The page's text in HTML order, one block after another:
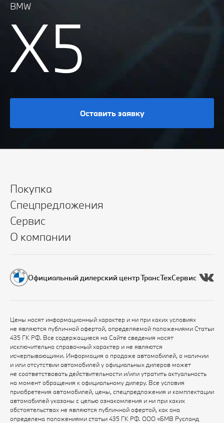
BMW
X5
Оставить заявку
Покупка
Спецпредложения
Сервис
О компании
Официальный дилерский центр ТрансТехСервис
Цены носят информационный характер и ни при каких условиях
не являются публичной офертой, определяемой положениями Статьи
435 ГК РФ. Все содержащиеся на Сайте сведения носят
исключительно справочный характер и не являются
исчерпывающими. Информация о продаже автомобилей, о наличии
и или отсутствии автомобилей у официальных дилеров может
не соответствовать действительности и/или утратить актуальность
на момент обращения к официальному дилеру. Все условия
приобретения автомобилей, цены, спецпредложения и комплектации
автомобилей указаны с целью ознакомления и ни при каких
обстоятельствах не являются публичной офертой, как она
определена положениями статьи 435 ГК РФ. ООО «БМВ Русланд